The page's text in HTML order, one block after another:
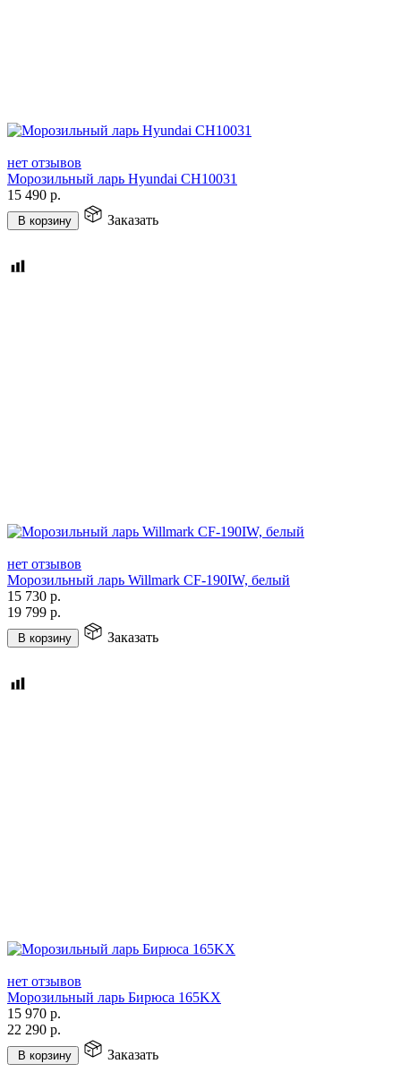
нет отзывов
Морозильный ларь Hyundai CH10031
15 490 р.
В корзину Заказать
нет отзывов
Морозильный ларь Willmark CF-190IW, белый
15 730 р.
19 799 р.
В корзину Заказать
нет отзывов
Морозильный ларь Бирюса 165KX
15 970 р.
22 290 р.
В корзину Заказать